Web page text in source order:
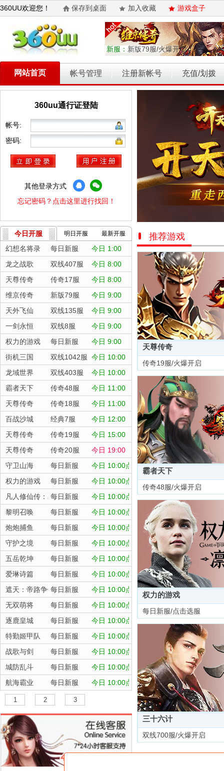
360UU欢迎您！ 保存到桌面 加入收藏 游戏盒子
新服： 新版79服/火爆开启
网站首页 帐号管理 注册新帐号 充值/划拨
360uu通行证登陆
帐号:
密码:
其他登录方式
忘记密码？点击这里进行找回！
今日开服 明日开服 最新开服
幻想名将录 每日新服
今日 1:00
龙之战歌
双线407服
今日 8:00
天尊传奇
传奇17服
今日 8:00
维京传奇
新版79服
今日 9:00
天外飞仙
双线135服
今日 9:00
一剑永恒
双线8服
今日 9:00
权力的游戏
每日新服
今日 9:00
街机三国
双线1042服 今日 10:00
龙域世界
双线403服
今日 10:00
霸者天下
传奇48服
今日 11:00
天尊传奇
传奇18服
今日 11:00
百战沙城
经典7服
今日 12:00
天尊传奇
传奇19服
今日 15:00
天尊传奇
传奇20服
今日 19:00
守卫山海
每日新服
今日 10:00点
权力的游戏
每日新服
今日 10:00点
凡人修仙传：星海飞驰
每日新服
今日 10:00点
黎明召唤
每日新服
今日 10:00点
炮炮捕鱼
每日新服
今日 10:00点
守护之境
每日新服
今日 10:00点
五岳乾坤
每日新服
今日 10:00点
爱琳诗篇
每日新服
今日 10:00点
遮天：帝路争锋每日新服
今日 10:00点
无双萌将
每日新服
今日 10:00点
逐鹿皇城
每日新服
今日 10:00点
特勤姬甲队
每日新服
今日 10:00点
战歌与剑
每日新服
今日 10:00点
城防乱斗
每日新服
今日 10:00点
航海霸业
每日新服
今日 10:00点
晴空双子
每日新服
深渊契约
每日新服
今日 10:00点
坠落守望者
今日 10:00点
正中靶心
每日新服
今日 10:00点
神兵奇迹
每日新服
1 2 3
推荐游戏
天尊传奇
传奇19服/火爆开启
霸者天下
传奇48服/火爆开启
权力的游戏
每日新服/点击选服
三十六计
双线700服/火爆开启